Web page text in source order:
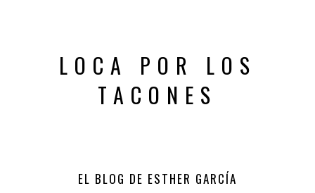
LOCA POR LOS
TACONES
EL BLOG DE ESTHER GARCÍA